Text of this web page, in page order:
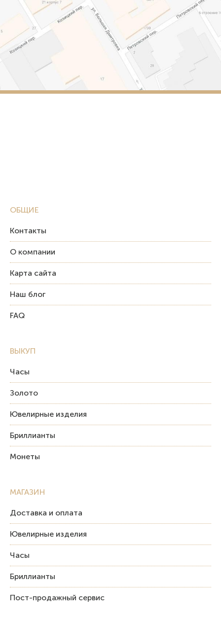
ОБЩИЕ
Контакты
О компании
Карта сайта
Наш блог
FAQ
ВЫКУП
Часы
Золото
Ювелирные изделия
Бриллианты
Монеты
МАГАЗИН
Доставка и оплата
Ювелирные изделия
Часы
Бриллианты
Пост-продажный сервис